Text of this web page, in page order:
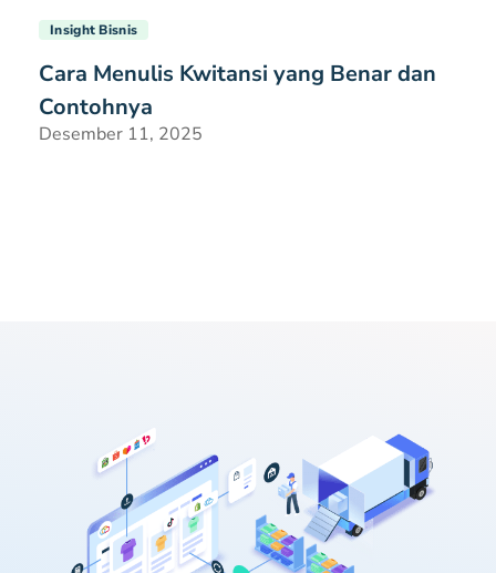
Insight Bisnis
Cara Menulis Kwitansi yang Benar dan
Contohnya
Desember 11, 2025